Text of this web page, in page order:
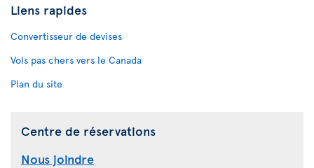
Liens rapides
Convertisseur de devises
Vols pas chers vers le Canada
Plan du site
Centre de réservations
Nous joindre